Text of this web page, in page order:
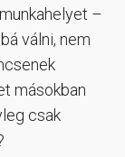
–
válni, nem
másokban
csak